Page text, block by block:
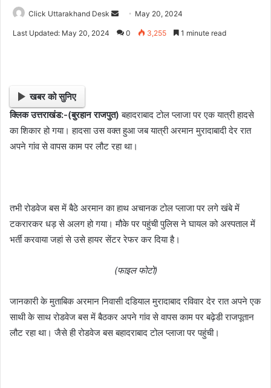
Click Uttarakhand Desk
e
m
a
i
May 20, 2024
Last Updated: May 20, 2024 0 3,255 1 minute read
खबर को सुनिए
क्लिक उत्तराखंड:-(बुरहान राजपुत)बहादराबाद टोल प्लाजा पर एक यात्री हादसे
का शिकार हो गया। हादसा उस वक्त हुआ जब यात्री अरमान मुरादाबादी देर रात
अपने गांव से वापस काम पर लौट रहा था।
तभी रोडवेज बस में बैठे अरमान का हाथ अचानक टोल प्लाजा पर लगे खंबे में
टकरारकर धड़ से अलग हो गया। मौके पर पहुंची पुलिस ने घायल को अस्पताल में
भर्ती करवाया जहां से उसे हायर सेंटर रेफर कर दिया है।
(फाइल फोटो)
जानकारी के मुताबिक अरमान निवासी दडियाल मुरादाबाद रविवार देर रात अपने एक
साथी के साथ रोडवेज बस में बैठकर अपने गांव से वापस काम पर बढ़ेडी राजपूतान
लौट रहा था। जैसे ही रोडवेज बस बहादराबाद टोल प्लाजा पर पहुंची।